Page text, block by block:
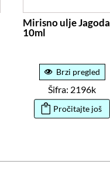
Mirisno ulje Jagoda
10ml
Brzi pregled
Šifra: 2196k
Pročitajte još